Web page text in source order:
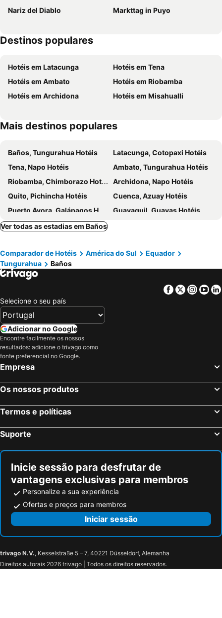
Nariz del Diablo
Markttag in Puyo
Destinos populares
Hotéis em Latacunga
Hotéis em Tena
Hotéis em Ambato
Hotéis em Riobamba
Hotéis em Archidona
Hotéis em Misahualli
Mais destinos populares
Baños, Tungurahua Hotéis
Latacunga, Cotopaxi Hotéis
Tena, Napo Hotéis
Ambato, Tungurahua Hotéis
Riobamba, Chimborazo Hotéis
Archidona, Napo Hotéis
Quito, Pichincha Hotéis
Cuenca, Azuay Hotéis
Puerto Ayora, Galápagos Hotéis
Guayaquil, Guayas Hotéis
Salinas, Santa Elena Hotéis
Ver todas as estadias em Baños
Comparador de Hotéis América do Sul
Equador
Tungurahua
Baños
Facebook
Twitter
Selecione o seu país
Adicionar no Google
Encontre facilmente os nossos
resultados: adicione o trivago como
fonte preferencial no Google.
Empresa
Os nossos produtos
Termos e políticas
Suporte
Inicie sessão para desfrutar de
vantagens exclusivas para membros
Personalize a sua experiência
Ofertas e preços para membros
Iniciar sessão
trivago N.V., Kesselstraße 5 – 7, 40221 Düsseldorf, Alemanha
Direitos autorais 2026 trivago | Todos os direitos reservados.